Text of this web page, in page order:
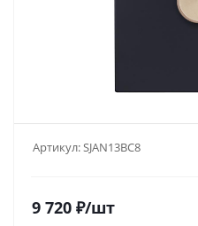
Артикул:SJAN13BC8
9 720 ₽/шт